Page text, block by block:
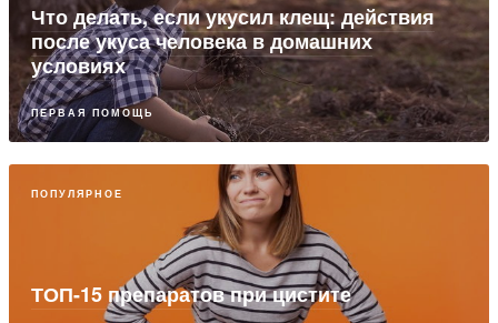
Что делать, если укусил клещ: действия
после укуса человека в домашних
условиях
ПЕРВАЯ ПОМОЩЬ
ПОПУЛЯРНОЕ
ТОП-15 препаратов при цистите